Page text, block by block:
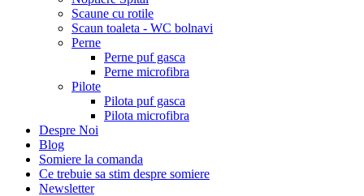
Scaune cu rotile
Scaun toaleta - WC bolnavi
Perne
Perne puf gasca
Perne microfibra
Pilote
Pilota puf gasca
Pilota microfibra
Despre Noi
Blog
Somiere la comanda
Ce trebuie sa stim despre somiere
Newsletter